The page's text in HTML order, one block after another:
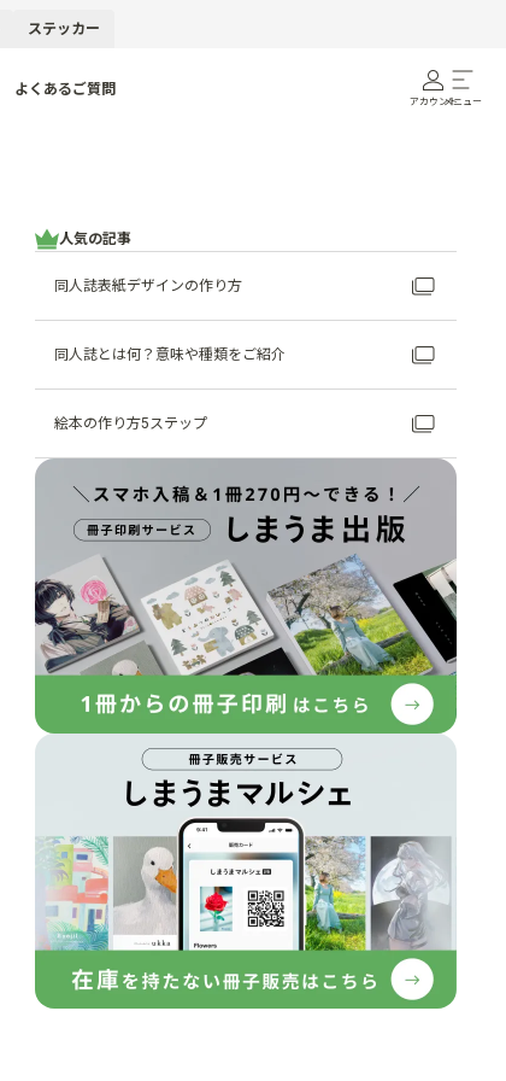
ステッカー
よくあるご質問
アカウントメニュー
人気の記事
同人誌表紙デザインの作り方
同人誌とは何？意味や種類をご紹介
絵本の作り方5ステップ